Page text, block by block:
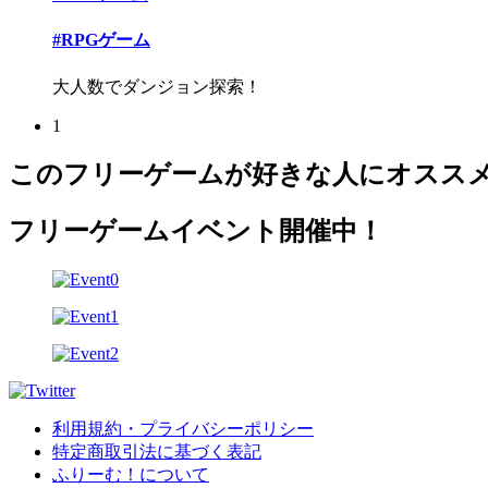
#RPGゲーム
大人数でダンジョン探索！
1
このフリーゲームが好きな人にオスス
フリーゲームイベント開催中！
利用規約・プライバシーポリシー
特定商取引法に基づく表記
ふりーむ！について